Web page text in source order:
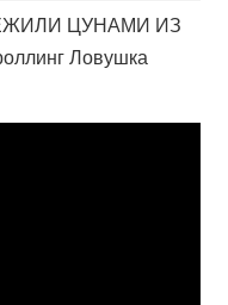
ЦУНАМИ ИЗ
Ловушка